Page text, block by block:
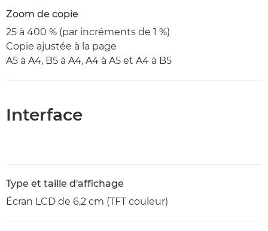
Zoom de copie
25 à 400 % (par incréments de 1 %)
Copie ajustée à la page
A5 à A4, B5 à A4, A4 à A5 et A4 à B5
Interface
Type et taille d'affichage
Écran LCD de 6,2 cm (TFT couleur)